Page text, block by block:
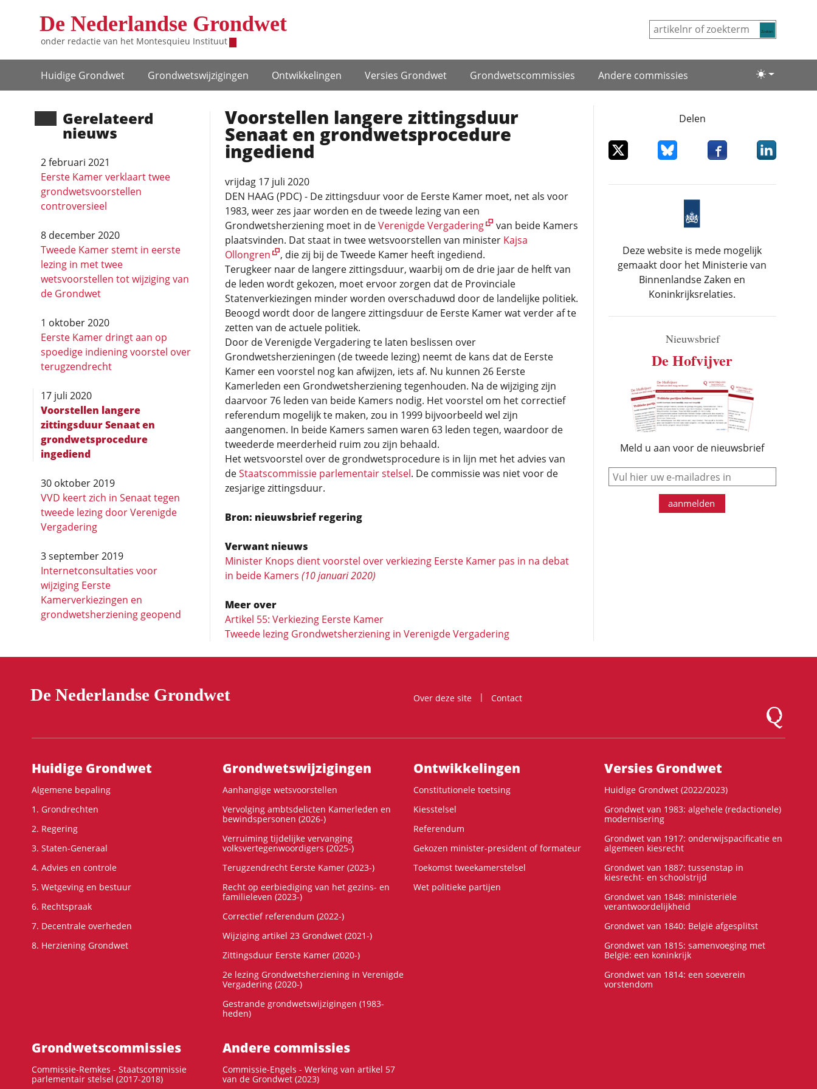
De Nederlandse Grondwet
onder redactie van het Montesquieu Instituut
Lichte/
Hoofdnavigatie
Huidige Grondwet Grondwets­wijzigingen Ontwikke­lingen Versies Grondwet Grondwets­commissies Andere commissies
Gerela­teerd
nieuws
2 februari 2021
Eerste Kamer verklaart twee
grondwetsvoorstellen
controversieel
8 december 2020
Tweede Kamer stemt in eerste
lezing in met twee
wetsvoorstellen tot wijziging van
de Grondwet
1 oktober 2020
Eerste Kamer dringt aan op
spoedige indiening voorstel over
terugzendrecht
17 juli 2020
Voorstellen langere
zittingsduur Senaat en
grondwetsprocedure
ingediend
30 oktober 2019
VVD keert zich in Senaat tegen
tweede lezing door Verenigde
Vergadering
3 september 2019
Internetconsultaties voor
wijziging Eerste
Kamerverkiezingen en
grondwetsherziening geopend
Voorstellen langere zittingsduur
Senaat en grondwetsprocedure
ingediend
vrijdag 17 juli 2020
DEN HAAG (PDC) - De zittingsduur voor de Eerste Kamer moet, net als voor
1983, weer zes jaar worden en de tweede lezing van een
Grondwetsherziening moet in deVerenigde Vergadering
van beide Kamers
plaatsvinden. Dat staat in twee wetsvoorstellen van minister Kajsa
Ollongren
, die zij bij de Tweede Kamer heeft ingediend.
Terugkeer naar de langere zittingsduur, waarbij om de drie jaar de helft van
de leden wordt gekozen, moet ervoor zorgen dat de Provinciale
Statenverkiezingen minder worden overschaduwd door de landelijke politiek.
Beoogd wordt door de langere zittingsduur de Eerste Kamer wat verder af te
zetten van de actuele politiek.
Door de Verenigde Vergadering te laten beslissen over
Grondwetsherzieningen (de tweede lezing) neemt de kans dat de Eerste
Kamer een voorstel nog kan afwijzen, iets af. Nu kunnen 26 Eerste
Kamerleden een Grondwetsherziening tegenhouden. Na de wijziging zijn
daarvoor 76 leden van beide Kamers nodig. Het voorstel om het correctief
referendum mogelijk te maken, zou in 1999 bijvoorbeeld wel zijn
aangenomen. In beide Kamers samen waren 63 leden tegen, waardoor de
tweederde meerderheid ruim zou zijn behaald.
Het wetsvoorstel over de grondwetsprocedure is in lijn met het advies van
deStaatscommissie parlementair stelsel. De commissie was niet voor de
zesjarige zittingsduur.
Bron: nieuwsbrief regering
Verwant nieuws
Minister Knops dient voorstel over verkiezing Eerste Kamer pas in na debat
in beide Kamers (10 januari 2020)
Meer over
Artikel 55: Verkiezing Eerste Kamer
Tweede lezing Grondwetsherziening in Verenigde Vergadering
Delen
Deel dit item op XDeel dit item op Bluesky
Deel dit item op
Deel dit
Deze website is mede mogelijk
gemaakt door het Ministerie van
Binnenlandse Zaken en
Koninkrijksrelaties.
Nieuwsbrief
De Hofvijver
Meld u aan voor de nieuwsbrief
e-mail
aanmelden
De Nederlandse Grondwet Over deze site
Contact
Logo
Hoofdnavigatie
Huidige Grondwet
Algemene bepaling
1. Grondrechten
2. Regering
3. Staten-Generaal
4. Advies en controle
5. Wetgeving en bestuur
6. Rechtspraak
7. Decentrale overheden
8. Herziening Grondwet
Grondwets­wijzigingen
Aanhangige wetsvoorstellen
Vervolging ambtsdelicten Kamerleden en
bewindspersonen (2026-)
Verruiming tijdelijke vervanging
volksvertegenwoordigers (2025-)
Terugzendrecht Eerste Kamer (2023-)
Recht op eerbiediging van het gezins- en
familieleven (2023-)
Correctief referendum (2022-)
Wijziging artikel 23 Grondwet (2021-)
Zittingsduur Eerste Kamer (2020-)
2e lezing Grondwetsherziening in Verenigde
Vergadering (2020-)
Gestrande grondwetswijzigingen (1983-
heden)
Ontwikke­lingen
Constitutionele toetsing
Kiesstelsel
Referendum
Gekozen minister-president of formateur
Toekomst tweekamerstelsel
Wet politieke partijen
Versies Grondwet
Huidige Grondwet (2022/2023)
Grondwet van 1983: algehele (redactionele)
modernisering
Grondwet van 1917: onderwijspacificatie en
algemeen kiesrecht
Grondwet van 1887: tussenstap in
kiesrecht- en schoolstrijd
Grondwet van 1848: ministeriële
verantwoordelijkheid
Grondwet van 1840: België afgesplitst
Grondwet van 1815: samenvoeging met
België: een koninkrijk
Grondwet van 1814: een soeverein
vorstendom
Grondwets­commissies
Commissie-Remkes - Staatscommissie
parlementair stelsel (2017-2018)
Andere commissies
Commissie-Engels - Werking van artikel 57
van de Grondwet (2023)